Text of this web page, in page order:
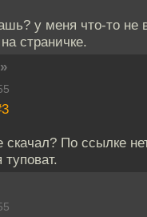
у меня что-то не
страничке.
»
скачал? По ссылке
туповат.